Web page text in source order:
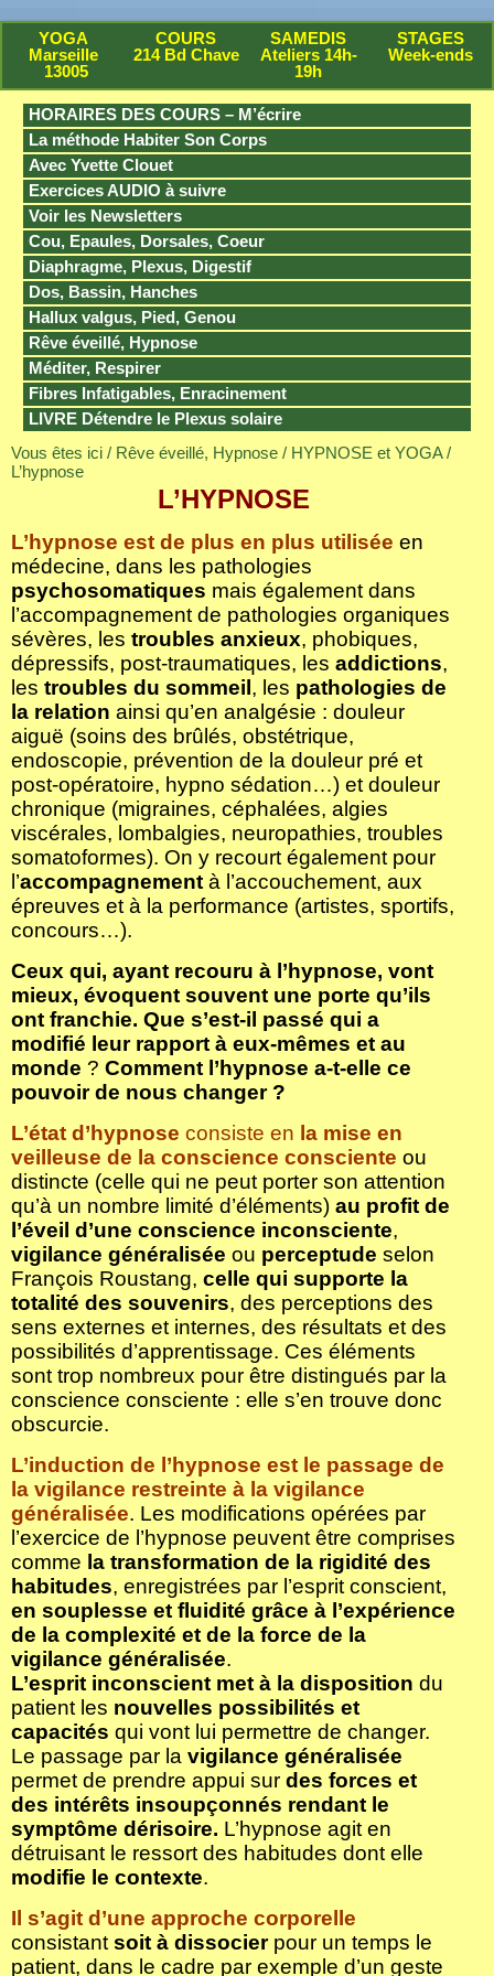
YOGA
Marseille
13005
COURS
214 Bd Chave
SAMEDIS
Ateliers 14h-
19h
STAGES
Week-ends
HORAIRES DES COURS – M’écrire
La méthode Habiter Son Corps
Avec Yvette Clouet
Exercices AUDIO à suivre
Voir les Newsletters
Cou, Epaules, Dorsales, Coeur
Diaphragme, Plexus, Digestif
Dos, Bassin, Hanches
Hallux valgus, Pied, Genou
Rêve éveillé, Hypnose
Méditer, Respirer
Fibres Infatigables, Enracinement
LIVRE Détendre le Plexus solaire
Vous êtes ici / Rêve éveillé, Hypnose / HYPNOSE et YOGA/
L’hypnose
L’HYPNOSE
L’hypnose est de plus en plus utilisée en
médecine, dans les pathologies
psychosomatiques mais également dans
l’accompagnement de pathologies organiques
sévères, les troubles anxieux, phobiques,
dépressifs, post-traumatiques, les addictions,
les troubles du sommeil , les pathologies de
la relation ainsi qu’en analgésie : douleur
aiguë (soins des brûlés, obstétrique,
endoscopie, prévention de la douleur pré et
post-opératoire, hypno sédation…) et douleur
chronique (migraines, céphalées, algies
viscérales, lombalgies, neuropathies, troubles
somatoformes). On y recourt également pour
l’accompagnement à l’accouchement, aux
épreuves et à la performance (artistes, sportifs,
concours…).
Ceux qui, ayant recouru à l’hypnose, vont
mieux, évoquent souvent une porte qu’ils
ont franchie. Que s’est-il passé qui a
modifié leur rapport à eux-mêmes et au
monde ? Comment l’hypnose a-t-elle ce
pouvoir de nous changer ?
L’état d’hypnose consiste en la mise en
veilleuse de la conscience consciente ou
distincte (celle qui ne peut porter son attention
qu’à un nombre limité d’éléments) au profit de
l’éveil d’une conscience inconsciente,
vigilance généralisée ou perceptude selon
François Roustang, celle qui supporte la
totalité des souvenirs, des perceptions des
sens externes et internes, des résultats et des
possibilités d’apprentissage. Ces éléments
sont trop nombreux pour être distingués par la
conscience consciente : elle s’en trouve donc
obscurcie.
L’induction de l’hypnose est le passage de
la vigilance restreinte à la vigilance
généralisée. Les modifications opérées par
l’exercice de l’hypnose peuvent être comprises
comme la transformation de la rigidité des
habitudes, enregistrées par l’esprit conscient,
en souplesse et fluidité grâce à l’expérience
de la complexité et de la force de la
vigilance généralisée.
L’esprit inconscient met à la disposition du
patient les nouvelles possibilités et
capacités qui vont lui permettre de changer.
Le passage par la vigilance généralisée
permet de prendre appui sur des forces et
des intérêts insoupçonnés rendant le
symptôme dérisoire. L’hypnose agit en
détruisant le ressort des habitudes dont elle
modifie le contexte.
Il s’agit d’une approche corporelle
consistant soit à dissocierpour un temps le
patient, dans le cadre par exemple d’un geste